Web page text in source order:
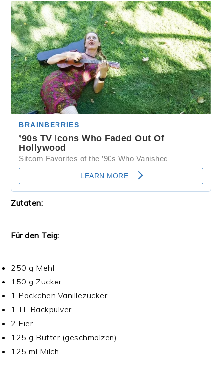
Zutaten:
Für den Teig:
250 g Mehl
150 g Zucker
1 Päckchen Vanillezucker
1 TL Backpulver
2 Eier
125 g Butter (geschmolzen)
125 ml Milch